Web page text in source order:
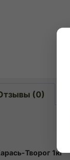
(0)
Творог 1кг